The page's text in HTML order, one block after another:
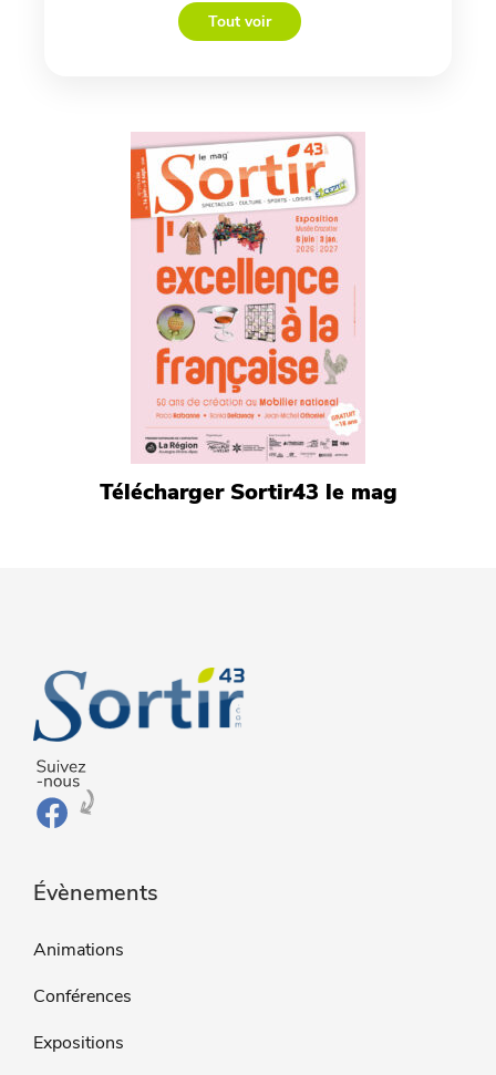
Tout voir
Télécharger Sortir43 le mag
Évènements
Animations
Conférences
Expositions